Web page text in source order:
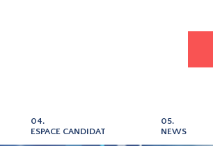
04.
ESPACE CANDIDAT
05.
NEWS